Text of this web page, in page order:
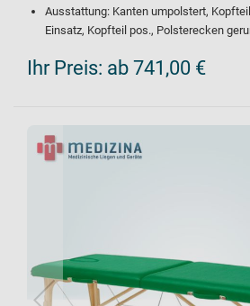
Ausstattung: Kanten umpolstert,
Einsatz, Kopfteil pos., Polsterecken
Ihr Preis: ab 741,00 €